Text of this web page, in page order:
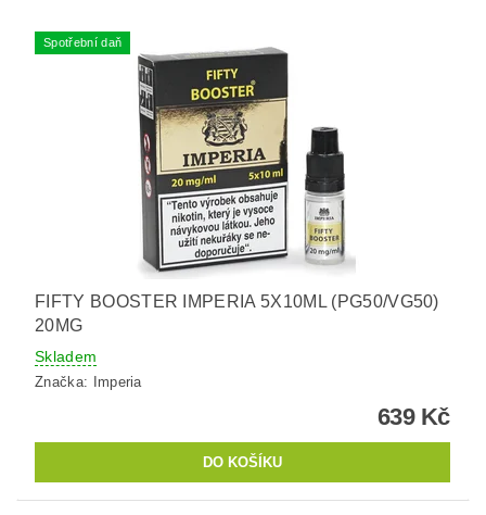
Spotřební daň
FIFTY BOOSTER IMPERIA 5X10ML (PG50/VG50)
20MG
Skladem
Značka: Imperia
639 Kč